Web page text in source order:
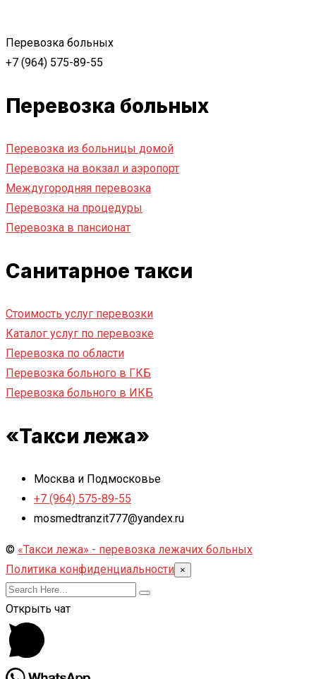
Перевозка больных
+7 (964) 575-89-55
Перевозка больных
Перевозка из больницы домой
Перевозка на вокзал и аэропорт
Междугородняя перевозка
Перевозка на процедуры
Перевозка в пансионат
Санитарное такси
Стоимость услуг перевозки
Каталог услуг по перевозке
Перевозка по области
Перевозка больного в ГКБ
Перевозка больного в ИКБ
«Такси лежа»
Москва и Подмосковье
+7 (964) 575-89-55
mosmedtranzit777@yandex.ru
© «Такси лежа» - перевозка лежачих больных
Политика конфиденциальности ×
Открыть чат